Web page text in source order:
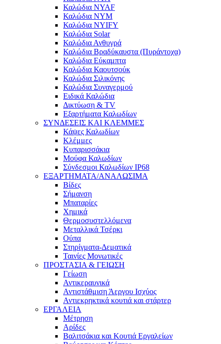
Καλώδια NYAF
Καλώδια NYM
Καλώδια NYIFY
Καλώδια Solar
Καλώδια Ανθυγρά
Καλώδια Βραδύκαυστα (Πυράντοχα)
Καλώδια Εύκαμπτα
Καλώδια Καουτσούκ
Καλώδια Σιλικόνης
Καλώδια Συναγερμού
Ειδικά Καλώδια
Δικτύωση & TV
Εξαρτήματα Καλωδίων
ΣΥΝΔΕΣΕΙΣ ΚΑΙ ΚΛΕΜΜΕΣ
Κάψες Καλωδίων
Κλέμμες
Κυπαρισσάκια
Μούφα Καλωδίων
Σύνδεσμοι Καλωδίων IP68
ΕΞΑΡΤΗΜΑΤΑ/ΑΝΑΛΩΣΙΜΑ
Βίδες
Σήμανση
Μπαταρίες
Χημικά
Θερμοσυστελλόμενα
Μεταλλικά Τσέρκι
Ούπα
Στηρίγματα-Δεματικά
Ταινίες Μονωτικές
ΠΡΟΣΤΑΣΙΑ & ΓΕΙΩΣΗ
Γείωση
Αντικεραυνικά
Αντιστάθμιση Άεργου Ισχύος
Αντιεκρηκτικά κουτιά και στάρτερ
ΕΡΓΑΛΕΙΑ
Μέτρηση
Αρίδες
Βαλιτσάκια και Κουτιά Εργαλείων